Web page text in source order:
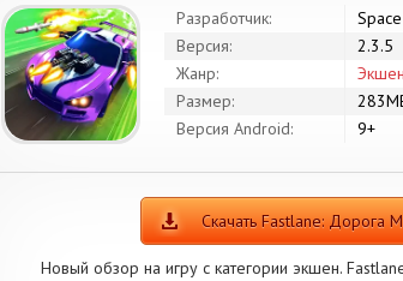
Разработчик:
Версия:
2.3.5
Жанр:
Экшен
Размер:
Версия Android:
9+
Скачать Fastlane: Дорога
Новый обзор на игру с категории экшен.